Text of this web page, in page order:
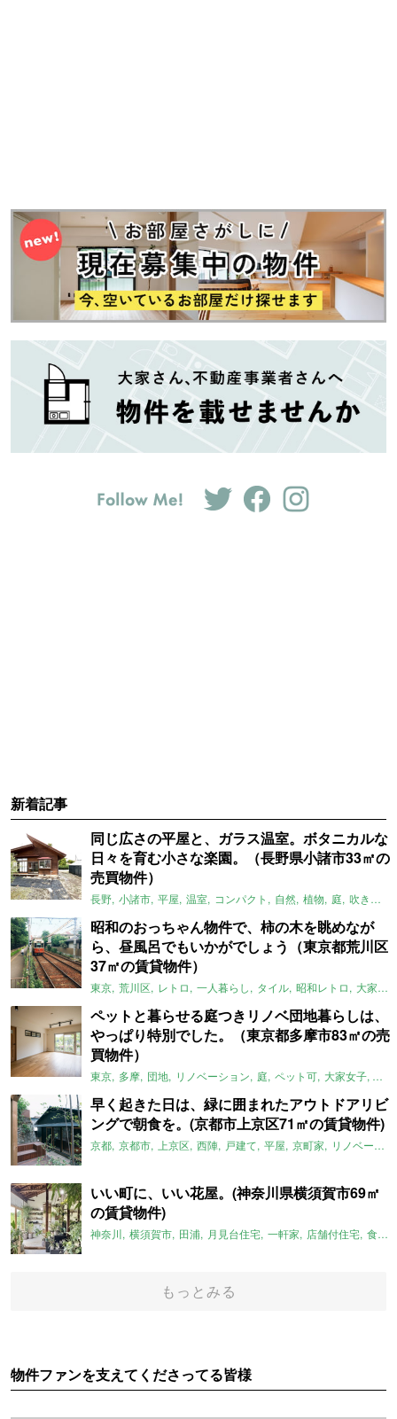
新着記事
同じ広さの平屋と、ガラス温室。ボタニカルな
日々を育む小さな楽園。（長野県小諸市33㎡の
売買物件）
長野 小諸市 平屋 温室 コンパクト 自然 植物 庭 吹き抜け
昭和のおっちゃん物件で、柿の木を眺めなが
ら、昼風呂でもいかがでしょう（東京都荒川区
37㎡の賃貸物件）
東京 荒川区 レトロ 一人暮らし タイル 昭和レトロ 大家女子
ペットと暮らせる庭つきリノベ団地暮らしは、
やっぱり特別でした。（東京都多摩市83㎡の売
買物件）
東京 多摩 団地 リノベーション 庭 ペット可 大家女子 団
早く起きた日は、緑に囲まれたアウトドアリビ
ングで朝食を。(京都市上京区71㎡の賃貸物件)
京都 京都市 上京区 西陣 戸建て 平屋 京町家 リノベーション
いい町に、いい花屋。(神奈川県横須賀市69㎡
の賃貸物件)
神奈川 横須賀市 田浦 月見台住宅 一軒家 店舗付住宅 食住近接
もっとみる
物件ファンを支えてくださってる皆様